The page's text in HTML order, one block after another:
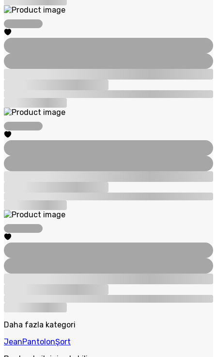
Daha fazla kategori
JeanPantolonŞort